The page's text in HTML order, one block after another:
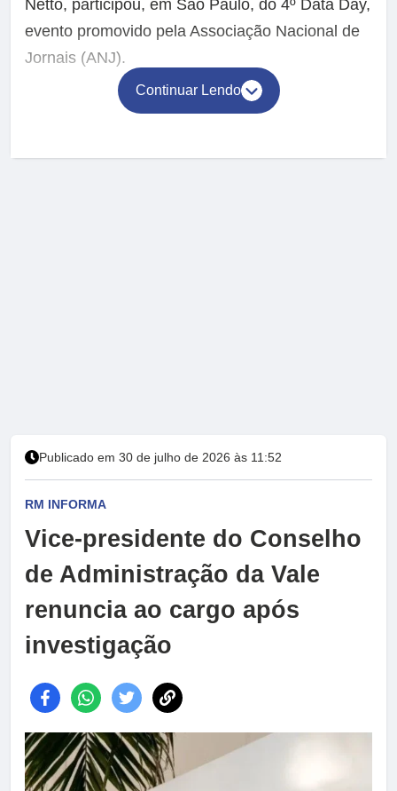
Netto, participou, em São Paulo, do 4º Data Day,
evento promovido pela Associação Nacional de
Jornais (ANJ).
Continuar Lendo
Publicado em 30 de julho de 2026 às 11:52
RM INFORMA
Vice-presidente do Conselho
de Administração da Vale
renuncia ao cargo após
investigação